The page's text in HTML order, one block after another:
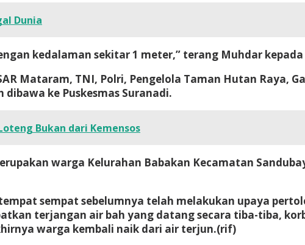
Dunia
kedalaman sekitar 1 meter,” terang Muhdar
Mataram, TNI, Polri, Pengelola Taman Hutan Raya,
ke Puskesmas Suranadi.
Bukan dari Kemensos
warga Kelurahan Babakan Kecamatan
sempat sebelumnya telah melakukan upaya
terjangan air bah yang datang secara tiba-tiba,
warga kembali naik dari air terjun.(rif)